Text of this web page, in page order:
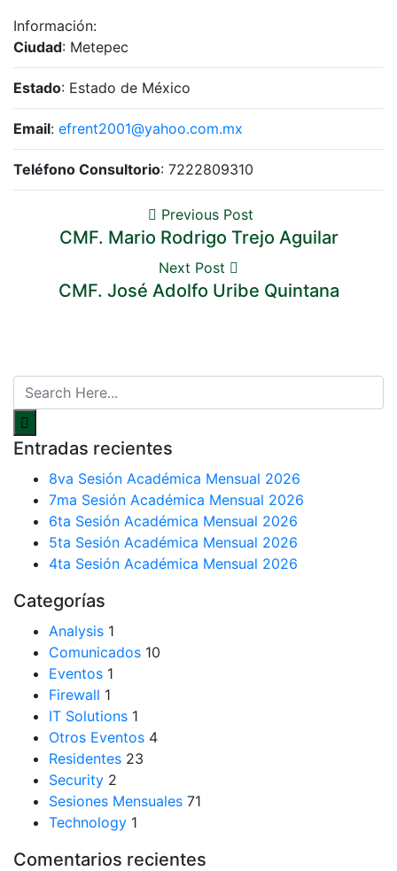
Información:
Ciudad: Metepec
Estado: Estado de México
Email: efrent2001@yahoo.com.mx
Teléfono Consultorio: 7222809310
Previous Post
CMF. Mario Rodrigo Trejo Aguilar
Next Post
CMF. José Adolfo Uribe Quintana
Entradas recientes
8va Sesión Académica Mensual 2026
7ma Sesión Académica Mensual 2026
6ta Sesión Académica Mensual 2026
5ta Sesión Académica Mensual 2026
4ta Sesión Académica Mensual 2026
Categorías
Analysis 1
Comunicados 10
Eventos 1
Firewall 1
IT Solutions 1
Otros Eventos 4
Residentes 23
Security 2
Sesiones Mensuales 71
Technology 1
Comentarios recientes